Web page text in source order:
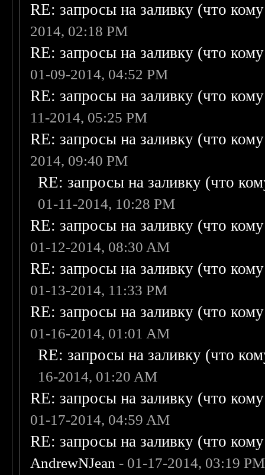
RE: запросы на заливку (что
2014, 02:18 PM
RE: запросы на заливку (что
01-09-2014, 04:52 PM
RE: запросы на заливку (что
11-2014, 05:25 PM
RE: запросы на заливку (что
2014, 09:40 PM
RE: запросы на заливку (что
01-11-2014, 10:28 PM
RE: запросы на заливку (что
01-12-2014, 08:30 AM
RE: запросы на заливку (что
01-13-2014, 11:33 PM
RE: запросы на заливку (что
01-16-2014, 01:01 AM
RE: запросы на заливку (что
16-2014, 01:20 AM
RE: запросы на заливку (что
01-17-2014, 04:59 AM
RE: запросы на заливку (что
AndrewNJean - 01-17-2014, 03:19 PM